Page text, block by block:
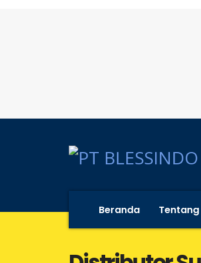
Beranda